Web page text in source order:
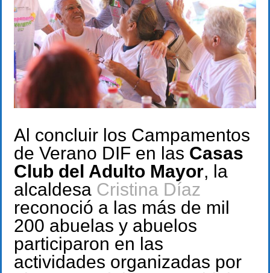
Al concluir los Campamentos
de Verano DIF en las Casas
Club del Adulto Mayor, la
alcaldesa Cristina Díaz
reconoció a las más de mil
200 abuelas y abuelos
participaron en las
actividades organizadas por